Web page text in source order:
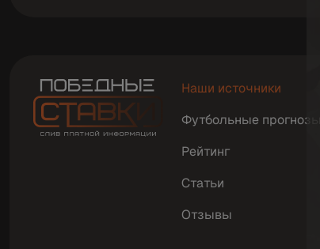
Наши источники
Футбольные прогнозы
Рейтинг
Статьи
Отзывы